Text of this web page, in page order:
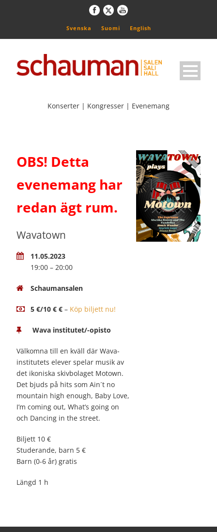
Svenska Suomi English
Konserter | Kongresser | Evenemang
OBS! Detta
evenemang har
redan ägt rum.
Wavatown
11.05.2023
19:00 – 20:00
Schaumansalen
5 €/10 € € – Köp biljett nu!
Wava institutet/-opisto
Välkomna till en kväll där Wava-
institutets elever spelar musik av
det ikoniska skivbolaget Motown.
Det bjuds på hits som Ain´t no
mountain high enough, Baby Love,
I’m coming out, What’s going on
och Dancing in the street.
Biljett 10 €
Studerande, barn 5 €
Barn (0-6 år) gratis
Längd 1 h